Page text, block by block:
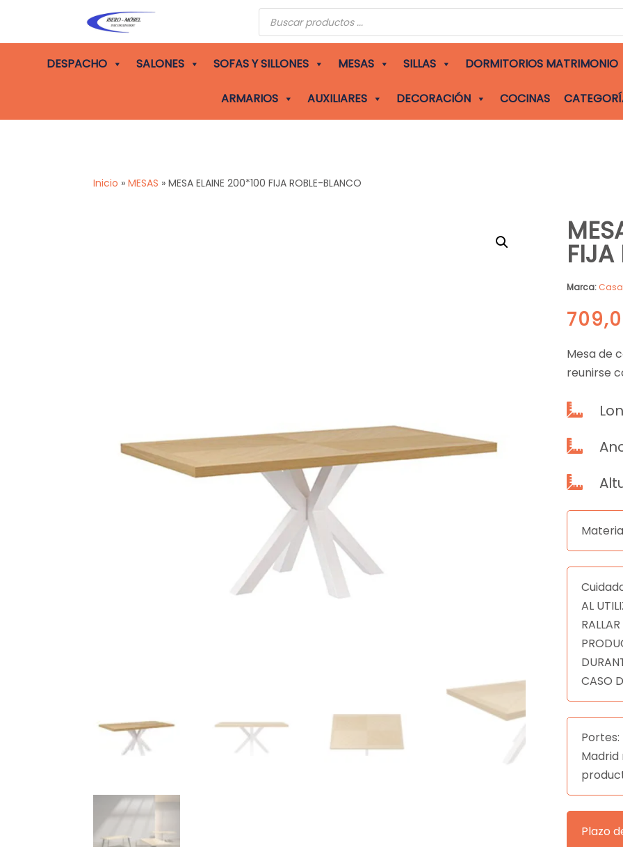
Búsqueda
de
productos
DESPACHO SALONES SOFAS Y SILLONES MESAS SILLAS DORMITORIOS MATRIMONIO
ARMARIOS AUXILIARES DECORACIÓN COCINAS
Inicio »MESAS »MESA ELAINE 200*100 FIJA ROBLE-BLANCO
FIJA
Marca:
Mesa de
reunirse



AL
CASO
Madrid
Plazo